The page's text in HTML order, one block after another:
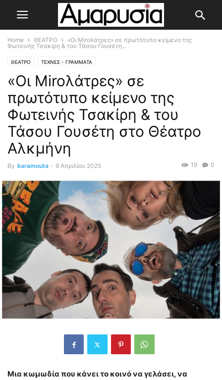
Home ΘΕΑΤΡΟ
«Οι Miroλάτρες» σε πρωτότυπο κείμενο της
Φωτεινής Τσακίρη & του Τάσου Γουσέτη...
ΘΕΑΤΡΟ ΤΕΧΝΕΣ - ΓΡΑΜΜΑΤΑ
«Οι Miroλάτρες» σε
πρωτότυπο κείμενο της
Φωτεινής Τσακίρη & του
Τάσου Γουσέτη στο Θέατρο
Αλκμήνη
By karamouta - 9 Απριλίου 2025 0
19
Μια κωμωδία που κάνει το κοινό να γελάσει, να